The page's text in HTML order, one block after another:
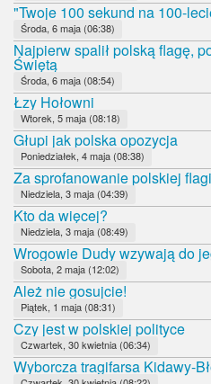
"Twoje 100 sekund na 100-
Środa, 6 maja (06:38)
Najpierw spalił polską flagę,
Świętą
Środa, 6 maja (08:54)
Łzy Hołowni
Wtorek, 5 maja (08:18)
Głupi jak polska opozycja
Poniedziałek, 4 maja (08:38)
Za sprofanowanie polskiej
Niedziela, 3 maja (04:39)
Kto da więcej?
Niedziela, 3 maja (08:49)
Wrogowie Dudy wzywają do
Sobota, 2 maja (12:02)
Ależ nie gosujcie!
Piątek, 1 maja (08:31)
Czy jest w polskiej polityce
Czwartek, 30 kwietnia (06:34)
Wyborcza tragifarsa Kidawy-